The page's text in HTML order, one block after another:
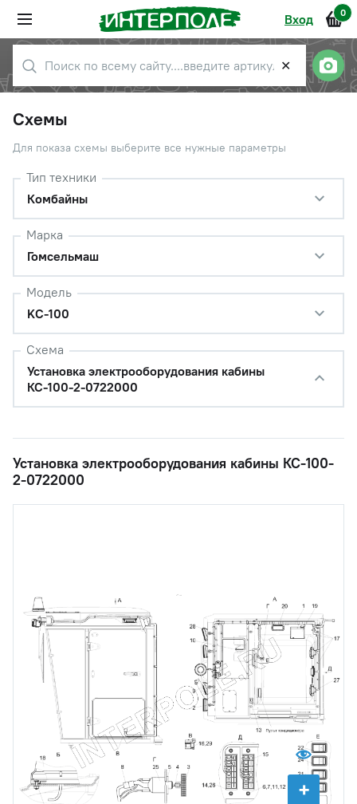
Вход 0
✕
Схемы
Для показа схемы выберите все нужные параметры
Тип техники
Комбайны
Марка
Гомсельмаш
Модель
KС-100
Схема
Установка электрооборудования кабины
КС-100-2-0722000
Установка электрооборудования кабины КС-100-
2-0722000
+